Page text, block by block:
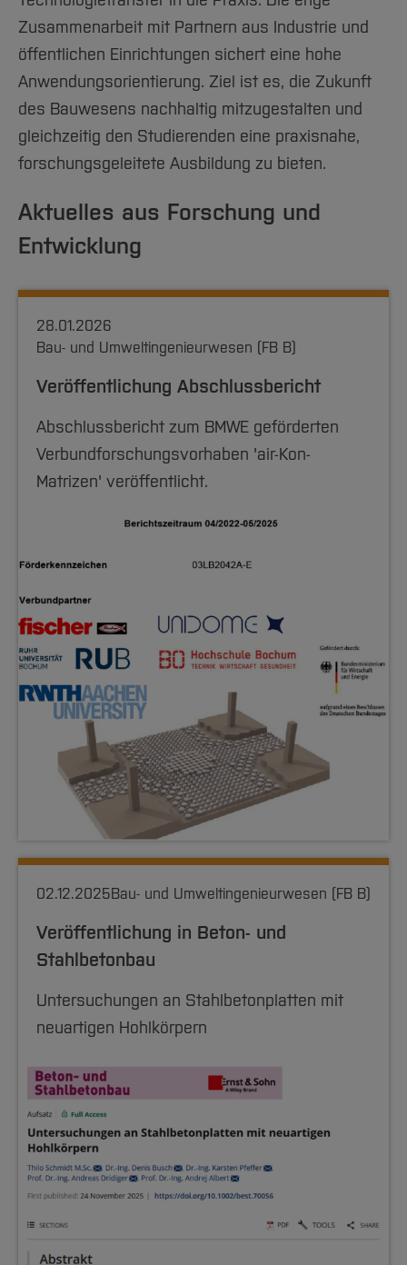
Arbeiten im FB G
Forschung und Projekte
Team
Service
Studiengänge
Aktuelles
Studium
Fachgruppen
Forschung und Entwicklung
International
Team
Service
Amtliche Bekanntmachungen
Notfall-Infos
Familiengerechte Hochschule
Gleichstellung
Diskriminierungsfreie Hochschule
Vertretungen
Wahlen
Hochschulbibliothek
Hochschulkommunikation
International Office
Medienzentrum
qed-Stiftung
Zentrale Studienberatung
Zusammenarbeit mit Partnern aus Industrie und
öffentlichen Einrichtungen sichert eine hohe
Anwendungsorientierung. Ziel ist es, die Zukunft
des Bauwesens nachhaltig mitzugestalten und
gleichzeitig den Studierenden eine praxisnahe,
forschungsgeleitete Ausbildung zu bieten.
Aktuelles aus Forschung und
Entwicklung
28.01.2026
Bau- und Umweltingenieurwesen (FB B)
Veröffentlichung Abschlussbericht
Abschlussbericht zum BMWE geförderten
Verbundforschungsvorhaben 'air-Kon-
Matrizen' veröffentlicht.
02.12.2025Bau- und Umweltingenieurwesen (FB B)
Veröffentlichung in Beton- und
Stahlbetonbau
Untersuchungen an Stahlbetonplatten mit
neuartigen Hohlkörpern